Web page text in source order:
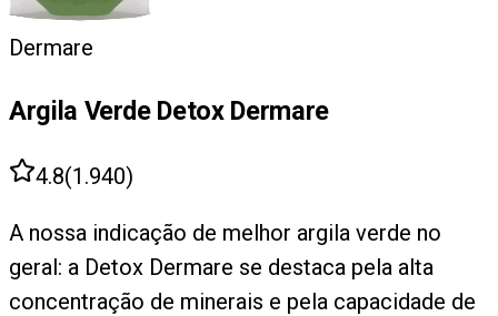
Dermare
Argila Verde Detox Dermare
4.8(1.940)
A nossa indicação de melhor argila verde no
geral: a Detox Dermare se destaca pela alta
concentração de minerais e pela capacidade de